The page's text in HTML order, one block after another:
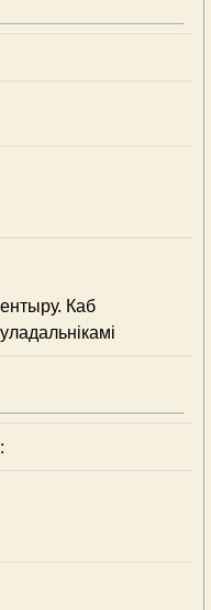
Каб